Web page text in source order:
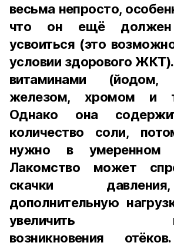
весьма непросто,
что он ещё должен
усвоиться (это
условии здорового
витаминами (йодом,
железом, хромом и
Однако она
количество соли,
нужно в умеренном
Лакомство может
скачки
дополнительную
увеличить
возникновения